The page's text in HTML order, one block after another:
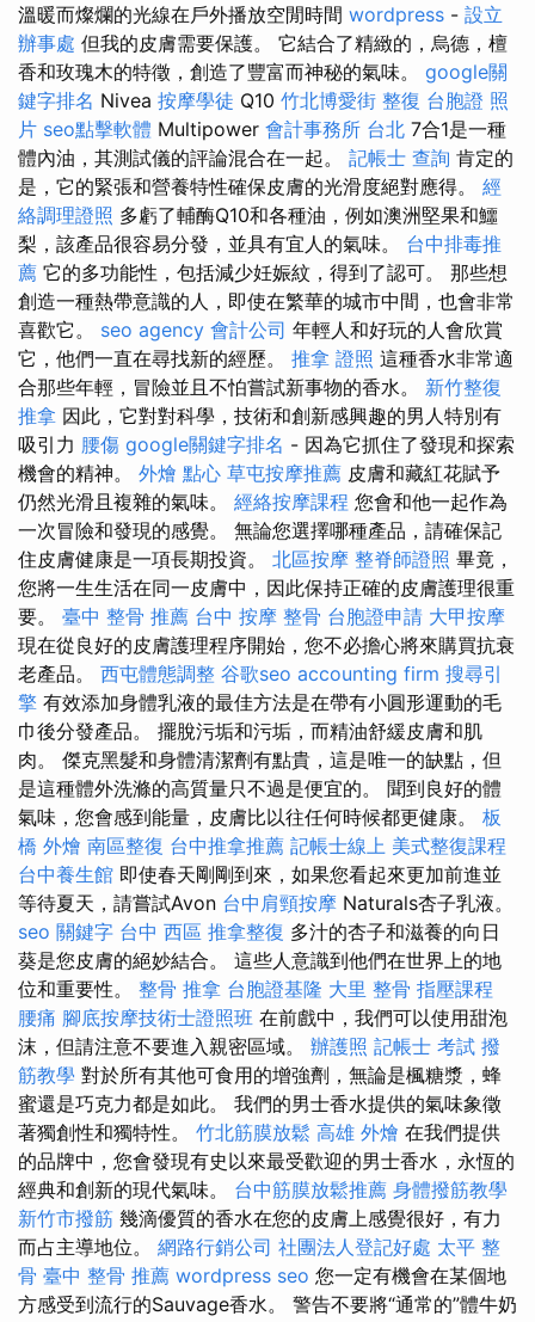
溫暖而燦爛的光線在戶外播放空閒時間 wordpress - 設立
辦事處 但我的皮膚需要保護。 它結合了精緻的，烏德，檀
香和玫瑰木的特徵，創造了豐富而神秘的氣味。 google關
鍵字排名 Nivea 按摩學徒 Q10 竹北博愛街 整復 台胞證 照
片 seo點擊軟體 Multipower 會計事務所 台北 7合1是一種
體內油，其測試儀的評論混合在一起。 記帳士 查詢 肯定的
是，它的緊張和營養特性確保皮膚的光滑度絕對應得。 經
絡調理證照 多虧了輔酶Q10和各種油，例如澳洲堅果和鱷
梨，該產品很容易分發，並具有宜人的氣味。 台中排毒推
薦 它的多功能性，包括減少妊娠紋，得到了認可。 那些想
創造一種熱帶意識的人，即使在繁華的城市中間，也會非常
喜歡它。 seo agency 會計公司 年輕人和好玩的人會欣賞
它，他們一直在尋找新的經歷。 推拿 證照 這種香水非常適
合那些年輕，冒險並且不怕嘗試新事物的香水。 新竹整復
推拿 因此，它對對科學，技術和創新感興趣的男人特別有
吸引力 腰傷 google關鍵字排名 - 因為它抓住了發現和探索
機會的精神。 外燴 點心 草屯按摩推薦 皮膚和藏紅花賦予
仍然光滑且複雜的氣味。 經絡按摩課程 您會和他一起作為
一次冒險和發現的感覺。 無論您選擇哪種產品，請確保記
住皮膚健康是一項長期投資。 北區按摩 整脊師證照 畢竟，
您將一生生活在同一皮膚中，因此保持正確的皮膚護理很重
要。 臺中 整骨 推薦 台中 按摩 整骨 台胞證申請 大甲按摩
現在從良好的皮膚護理程序開始，您不必擔心將來購買抗衰
老產品。 西屯體態調整 谷歌seo accounting firm 搜尋引
擎 有效添加身體乳液的最佳方法是在帶有小圓形運動的毛
巾後分發產品。 擺脫污垢和污垢，而精油舒緩皮膚和肌
肉。 傑克黑髮和身體清潔劑有點貴，這是唯一的缺點，但
是這種體外洗滌的高質量只不過是便宜的。 聞到良好的體
氣味，您會感到能量，皮膚比以往任何時候都更健康。 板
橋 外燴 南區整復 台中推拿推薦 記帳士線上 美式整復課程
台中養生館 即使春天剛剛到來，如果您看起來更加前進並
等待夏天，請嘗試Avon 台中肩頸按摩 Naturals杏子乳液。
seo 關鍵字 台中 西區 推拿整復 多汁的杏子和滋養的向日
葵是您皮膚的絕妙結合。 這些人意識到他們在世界上的地
位和重要性。 整骨 推拿 台胞證基隆 大里 整骨 指壓課程
腰痛 腳底按摩技術士證照班 在前戲中，我們可以使用甜泡
沫，但請注意不要進入親密區域。 辦護照 記帳士 考試 撥
筋教學 對於所有其他可食用的增強劑，無論是楓糖漿，蜂
蜜還是巧克力都是如此。 我們的男士香水提供的氣味象徵
著獨創性和獨特性。 竹北筋膜放鬆 高雄 外燴 在我們提供
的品牌中，您會發現有史以來最受歡迎的男士香水，永恆的
經典和創新的現代氣味。 台中筋膜放鬆推薦 身體撥筋教學
新竹市撥筋 幾滴優質的香水在您的皮膚上感覺很好，有力
而占主導地位。 網路行銷公司 社團法人登記好處 太平 整
骨 臺中 整骨 推薦 wordpress seo 您一定有機會在某個地
方感受到流行的Sauvage香水。 警告不要將“通常的”體牛奶